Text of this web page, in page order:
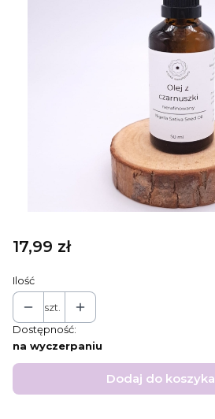
Cena
17,99 zł
Ilość
szt.
Dostępność:
na wyczerpaniu
Dodaj do koszyka